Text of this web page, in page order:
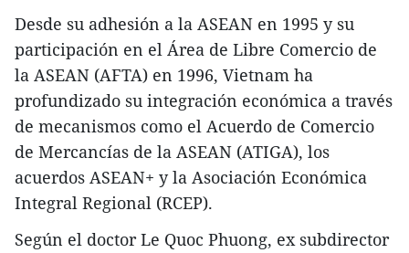
Desde su adhesión a la ASEAN en 1995 y su
participación en el Área de Libre Comercio de
la ASEAN (AFTA) en 1996, Vietnam ha
profundizado su integración económica a través
de mecanismos como el Acuerdo de Comercio
de Mercancías de la ASEAN (ATIGA), los
acuerdos ASEAN+ y la Asociación Económica
Integral Regional (RCEP).
Según el doctor Le Quoc Phuong, ex subdirector